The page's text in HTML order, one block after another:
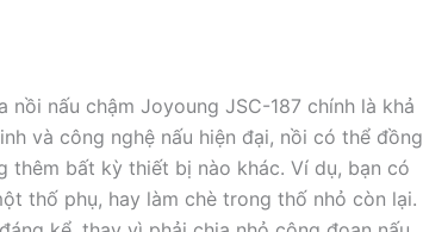
nấu chậm Joyoung JSC-187 chính là khả
và công nghệ nấu hiện đại, nồi có thể đồng
thêm bất kỳ thiết bị nào khác. Ví dụ, bạn có
thố phụ, hay làm chè trong thố nhỏ còn lại.